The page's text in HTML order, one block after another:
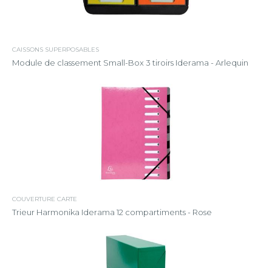
CAISSONS SUPERPOSABLES
Module de classement Small-Box 3 tiroirs Iderama - Arlequin
COUVERTURE CARTE
Trieur Harmonika Iderama 12 compartiments - Rose